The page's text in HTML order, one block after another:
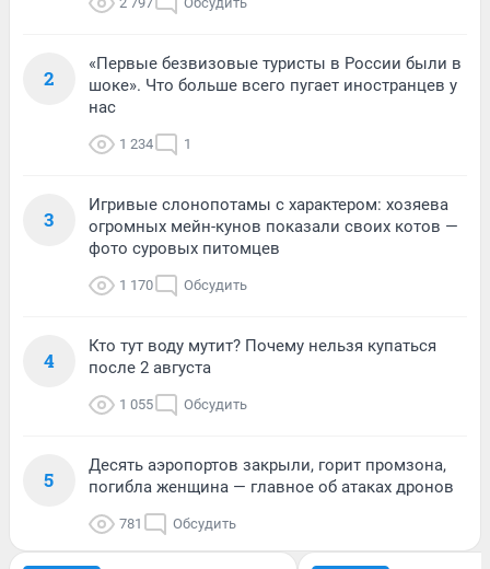
2
«Первые безвизовые туристы в России были в
шоке». Что больше всего пугает иностранцев у
нас
1 234 1
3
Игривые слонопотамы с характером: хозяева
огромных мейн-кунов показали своих котов —
фото суровых питомцев
1 170 Обсудить
4
Кто тут воду мутит? Почему нельзя купаться
после 2 августа
1 055 Обсудить
5
Десять аэропортов закрыли, горит промзона,
погибла женщина — главное об атаках дронов
781 Обсудить